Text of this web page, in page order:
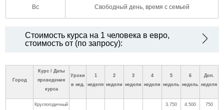
Вс Свободный день, время с семьей
Стоимость курса на 1 человека в евро,
стоимость от (по запросу):
Город
Курс / Даты
проведения
курса
Уроки
в нед.
1
неделя
2
недели
3
недели
4
недели
5
недель
6
недель
Доп.
неделя
Круглогодичный 3.750 4.500 750